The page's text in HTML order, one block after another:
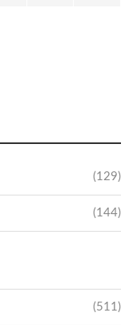
(129)
(144)
(511)